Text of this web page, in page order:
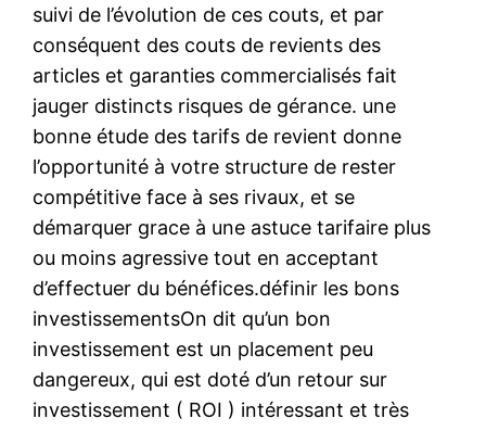
suivi de l’évolution de ces couts, et par
conséquent des couts de revients des
articles et garanties commercialisés fait
jauger distincts risques de gérance. une
bonne étude des tarifs de revient donne
l’opportunité à votre structure de rester
compétitive face à ses rivaux, et se
démarquer grace à une astuce tarifaire plus
ou moins agressive tout en acceptant
d’effectuer du bénéfices.définir les bons
investissementsOn dit qu’un bon
investissement est un placement peu
dangereux, qui est doté d’un retour sur
investissement ( ROI ) intéressant et très